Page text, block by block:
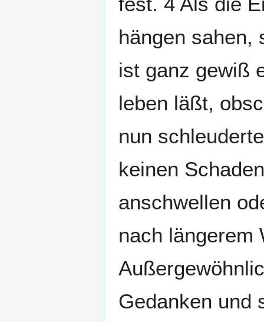
hängen sahen,
ist ganz gewiß
leben läßt,
nun
keinen
anschwellen
nach längerem
Gedanken und